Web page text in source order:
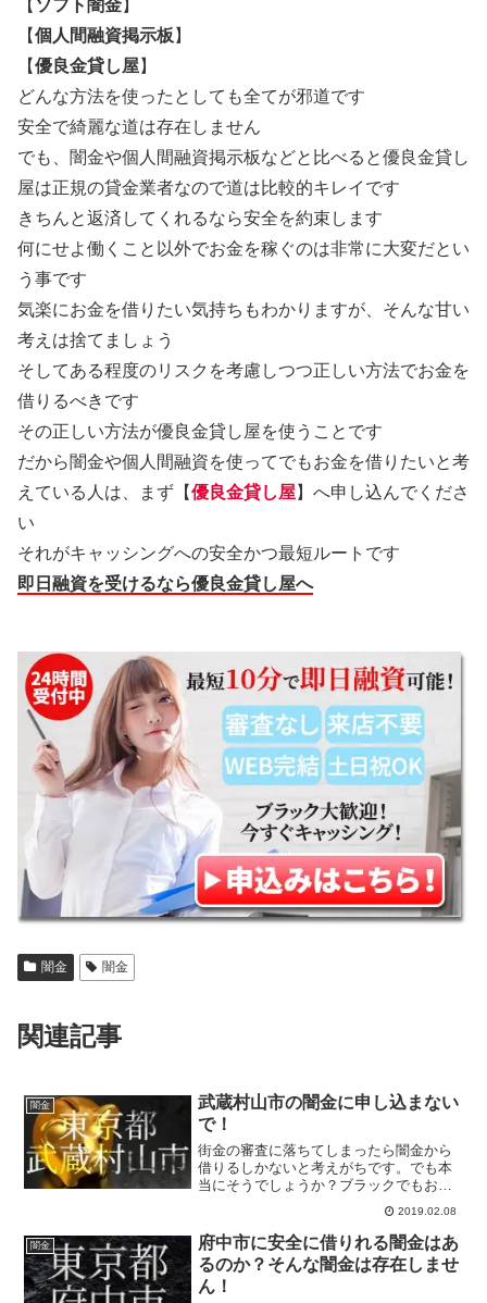
【 ソフト闇金】
【個人間融資掲示板 】
【優良金貸し屋】
どんな方法を使ったとしても全てが邪道です
安全で綺麗な道は存在しません
でも、闇金や個人間融資掲示板などと比べると優良金貸し
屋は正規の貸金業者なので道は比較的キレイです
きちんと返済してくれるなら安全を約束します
何にせよ働くこと以外でお金を稼ぐのは非常に大変だとい
う事です
気楽にお金を借りたい気持ちもわかりますが、そんな甘い
考えは捨てましょう
そしてある程度のリスクを考慮しつつ正しい方法でお金を
借りるべきです
その正しい方法が優良金貸し屋を使うことです
だから闇金や個人間融資を使ってでもお金を借りたいと考
えている人は、まず【優良金貸し屋】へ申し込んでくださ
い
それがキャッシングへの安全かつ最短ルートです
即日融資を受けるなら優良金貸し屋へ
闇金 闇金
関連記事
闇金
武蔵村山市の闇金に申し込まない
で！
街金の審査に落ちてしまったら闇金から
借りるしかないと考えがちです。でも本
当にそうでしょうか？ブラックでもお金
を借りれるところは意外と多いもので
す。ただブラックである以上キャッシン
グできるまで時間がかかるのも事実で
す。最短10分で即日融資なら金貸し屋が
オススメです。
2019.02.08
闇金
府中市に安全に借りれる闇金はあ
るのか？そんな闇金は存在しませ
ん！